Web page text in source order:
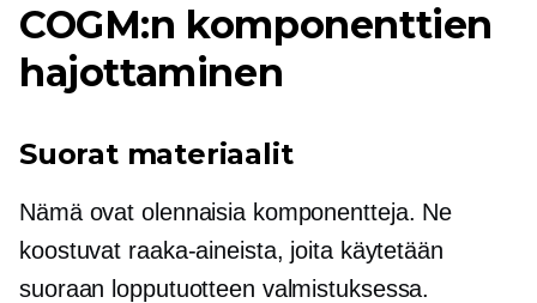
COGM:n komponenttien
hajottaminen
Suorat materiaalit
Nämä ovat olennaisia ​​komponentteja. Ne
koostuvat raaka-aineista, joita käytetään
suoraan lopputuotteen valmistuksessa.